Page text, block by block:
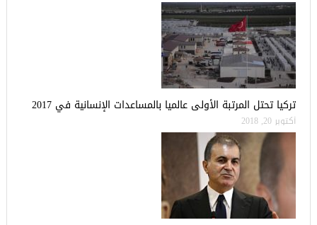
تركيا تحتل المرتبة الأولى عالميا بالمساعدات الإنسانية في 2017
أكتوبر 20, 2018